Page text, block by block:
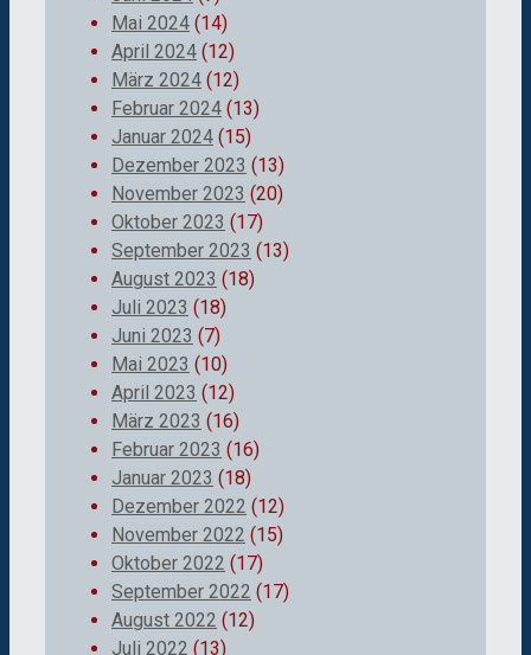
Mai 2024 (14)
April 2024 (12)
März 2024 (12)
Februar 2024 (13)
Januar 2024 (15)
Dezember 2023 (13)
November 2023 (20)
Oktober 2023 (17)
September 2023 (13)
August 2023 (18)
Juli 2023 (18)
Juni 2023 (7)
Mai 2023 (10)
April 2023 (12)
März 2023 (16)
Februar 2023 (16)
Januar 2023 (18)
Dezember 2022 (12)
November 2022 (15)
Oktober 2022 (17)
September 2022 (17)
August 2022 (12)
Juli 2022 (13)